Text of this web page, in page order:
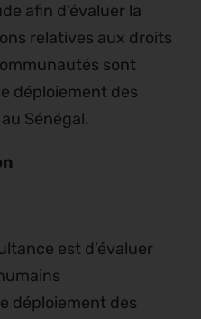
afin d’évaluer la
relatives aux droits
sont
déploiement des
Sénégal.
est d’évaluer
déploiement des